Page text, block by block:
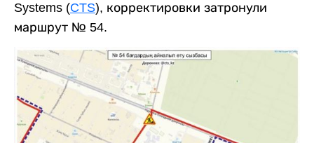
Systems (CTS), корректировки затронули
маршрут № 54.